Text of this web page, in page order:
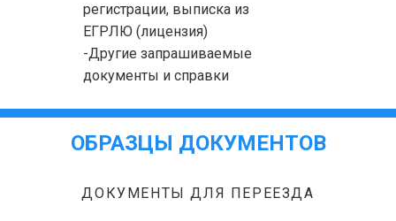
регистрации, выписка из
ЕГРЛЮ (лицензия)
-Другие запрашиваемые
документы и справки
ОБРАЗЦЫ ДОКУМЕНТОВ
ДОКУМЕНТЫ ДЛЯ ПЕРЕЕЗДА